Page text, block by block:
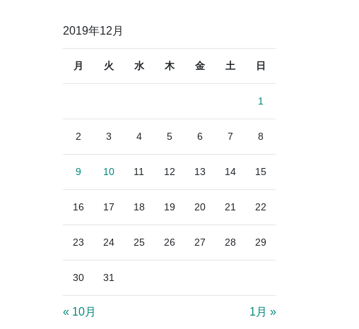
2019年12月
月 火 水 木 金 土 日
1
2 3 4 5 6 7 8
9 10 11 12 13 14 15
16 17 18 19 20 21 22
23 24 25 26 27 28 29
30 31
« 10月 1月 »